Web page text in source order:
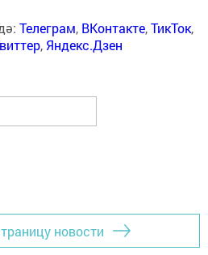
Телеграм, ВКонтакте,ТикТок,
, Яндекс.Дзен
новости